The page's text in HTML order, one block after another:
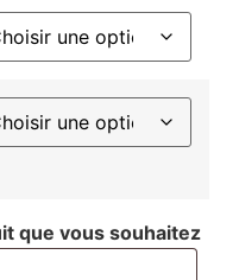
que vous souhaitez